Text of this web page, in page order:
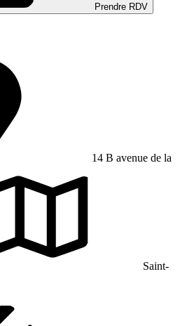
Prendre RDV
14 B avenue de la
Saint-